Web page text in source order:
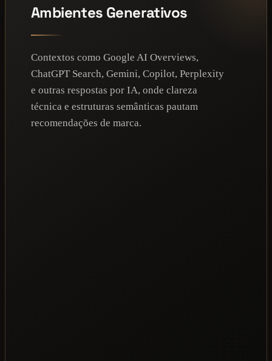
Ambientes Generativos
Contextos como Google AI Overviews,
ChatGPT Search, Gemini, Copilot, Perplexity
e outras respostas por IA, onde clareza
técnica e estruturas semânticas pautam
recomendações de marca.